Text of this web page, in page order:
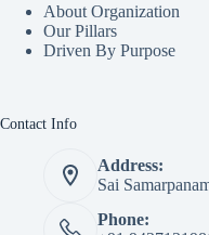
About Organization
Our Pillars
Driven By Purpose​
Contact Info
Address:
Sai
Phone: